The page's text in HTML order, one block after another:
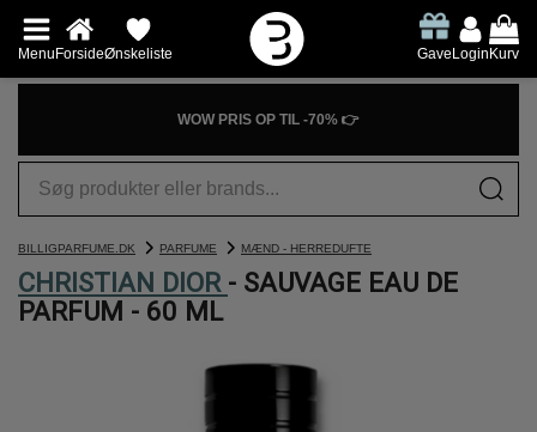
MenuForsideØnskeliste GaveLoginKurv
WOW PRIS OP TIL -70% 👉
BILLIGPARFUME.DK PARFUME MÆND - HERREDUFTE
CHRISTIAN DIOR - SAUVAGE EAU DE
PARFUM - 60 ML